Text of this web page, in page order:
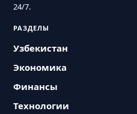
24/7.
РАЗДЕЛЫ
Узбекистан
Экономика
Финансы
Технологии